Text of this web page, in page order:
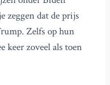
zeggen dat de prijs
Zelfs op hun
keer zoveel als toen